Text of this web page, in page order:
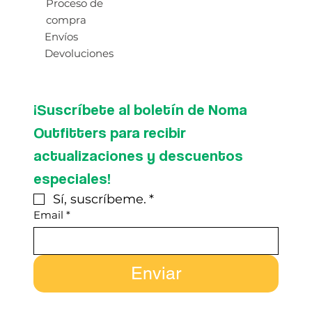
Proceso de
compra
Envíos
Devoluciones
¡Suscríbete al boletín de Noma
Outfitters para recibir
actualizaciones y descuentos
especiales!
Sí, suscríbeme. *
Email *
Enviar